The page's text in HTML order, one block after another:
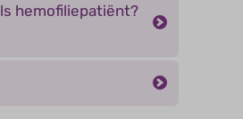
hemofiliepatiënt?